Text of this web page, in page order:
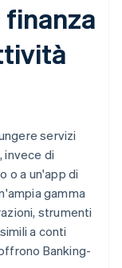
finanza
servizi
invece di
o a un'app di
gamma
strumenti
a conti
Banking-